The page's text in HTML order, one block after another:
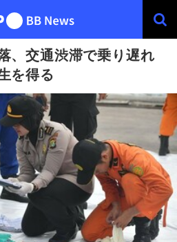
、交通渋滞で乗り遅れ
を得る